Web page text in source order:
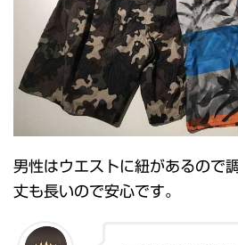
男性はウエストに紐があるので
丈も長いので安心です。